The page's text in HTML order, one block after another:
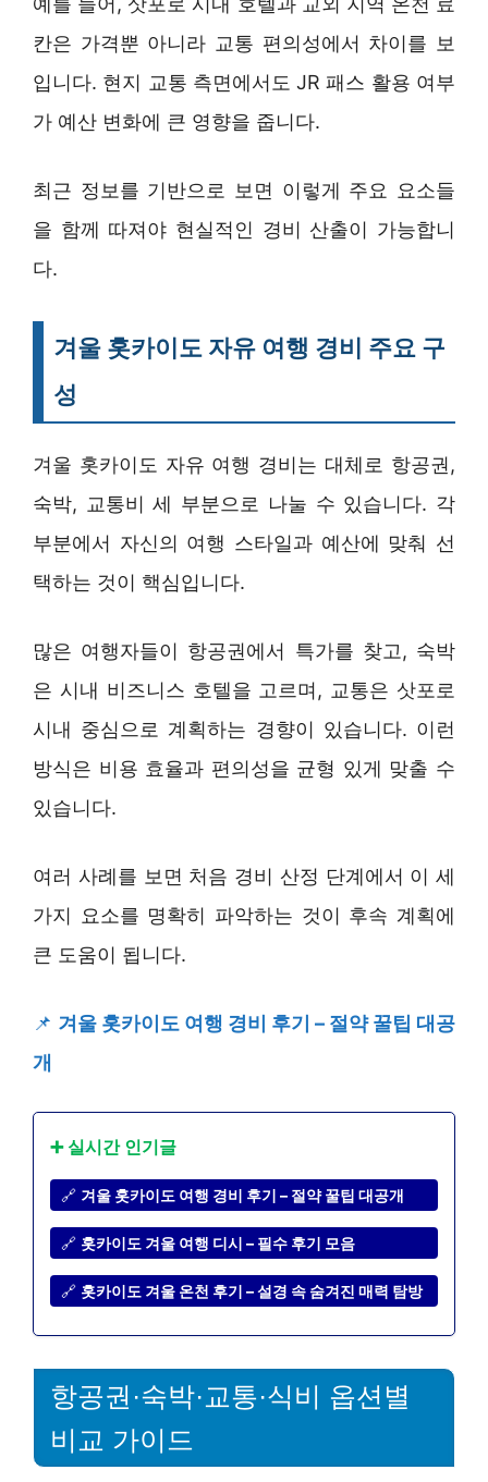
칸은 가격뿐 아니라 교통 편의성에서 차이를 보
입니다. 현지 교통 측면에서도 JR 패스 활용 여부
가 예산 변화에 큰 영향을 줍니다.
최근 정보를 기반으로 보면 이렇게 주요 요소들
을 함께 따져야 현실적인 경비 산출이 가능합니
다.
겨울 홋카이도 자유 여행 경비 주요 구
성
겨울 홋카이도 자유 여행 경비는 대체로 항공권,
숙박, 교통비 세 부분으로 나눌 수 있습니다. 각
부분에서 자신의 여행 스타일과 예산에 맞춰 선
택하는 것이 핵심입니다.
많은 여행자들이 항공권에서 특가를 찾고, 숙박
은 시내 비즈니스 호텔을 고르며, 교통은 삿포로
시내 중심으로 계획하는 경향이 있습니다. 이런
방식은 비용 효율과 편의성을 균형 있게 맞출 수
있습니다.
여러 사례를 보면 처음 경비 산정 단계에서 이 세
가지 요소를 명확히 파악하는 것이 후속 계획에
큰 도움이 됩니다.
📌 겨울 홋카이도 여행 경비 후기 – 절약 꿀팁 대공
개
➕ 실시간 인기글
🔗 겨울 홋카이도 여행 경비 후기 – 절약 꿀팁 대공개
🔗 홋카이도 겨울 여행 디시 – 필수 후기 모음
🔗 홋카이도 겨울 온천 후기 – 설경 속 숨겨진 매력 탐방
항공권·숙박·교통·식비 옵션별
비교 가이드